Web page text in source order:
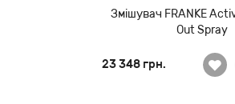
Змішувач FRANKE
Out Spray
23 348 грн.